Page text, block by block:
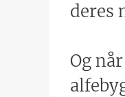
deres
Og